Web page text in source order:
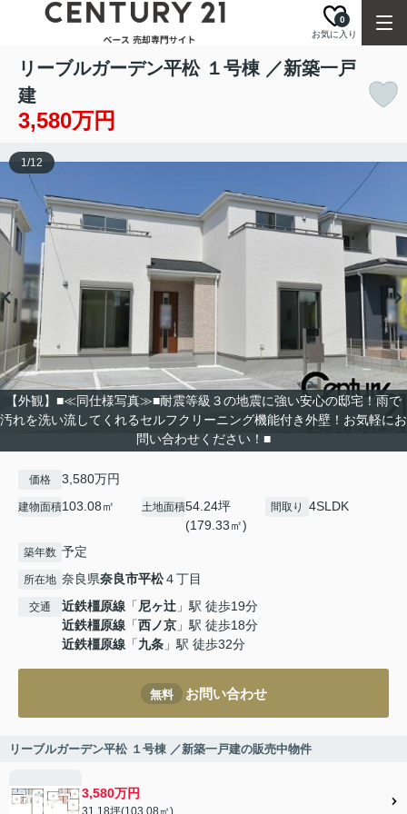
お気に入り
0
リーブルガーデン平松 １号棟 ／新築一戸
建
3,580万円
【外観】■≪同仕様写真≫■耐震等級３の地震に強い安心の邸宅！雨で
汚れを洗い流してくれるセルフクリーニング機能付き外壁！お気軽にお
問い合わせください！■
1/12
価格 3,580万円
建物面積103.08㎡ 土地面積54.24坪
(179.33㎡)
間取り 4SLDK
築年数 予定
所在地 奈良県奈良市平松４丁目
交通 近鉄橿原線 「尼ヶ辻 」駅 徒歩19分
近鉄橿原線 「西ノ京 」駅 徒歩18分
近鉄橿原線 「九条 」駅 徒歩32分
無料 お問い合わせ
リーブルガーデン平松 １号棟 ／新築一戸建の販売中物件
3,580万円
31.18坪(103.08㎡)